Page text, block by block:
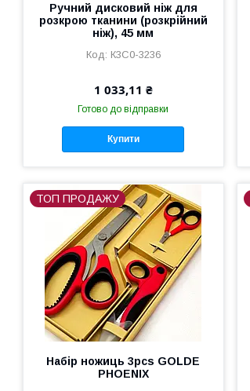
Ручний дисковий ніж для
розкрою тканини (розкрійний
ніж), 45 мм
К3С0-3236
1 033,11 ₴
Готово до відправки
Купити
ТОП ПРОДАЖУ
Набір ножиць 3pcs GOLDE
PHOENIX